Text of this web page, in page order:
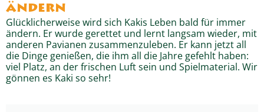
ändern
Glücklicherweise wird sich Kakis Leben bald für immer
ändern. Er wurde gerettet und lernt langsam wieder, mit
anderen Pavianen zusammenzuleben. Er kann jetzt all
die Dinge genießen, die ihm all die Jahre gefehlt haben:
viel Platz, an der frischen Luft sein und Spielmaterial. Wir
gönnen es Kaki so sehr!